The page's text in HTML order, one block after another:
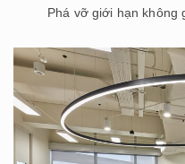
Phá vỡ giới hạn không